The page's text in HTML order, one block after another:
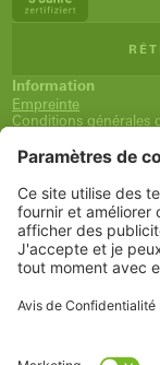
Information
Empreinte
Conditions générales
Expédition et paiement
Déclaration
Newsletter
Service
Panier
Liste de souhaits
www.schueco.com